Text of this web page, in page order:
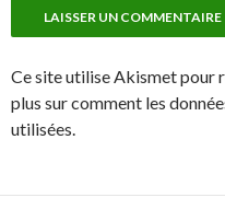
Ce site utilise Akismet pour
plus sur comment les
utilisées.